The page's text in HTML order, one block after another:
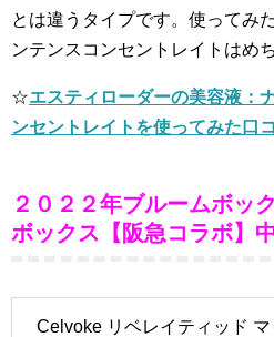
とは違うタイプです。使ってみ
ンテンスコンセントレイトはめ
☆エスティローダーの美容液：
ンセントレイトを使ってみた口
２０２２年ブルームボッ
ボックス【阪急コラボ】
Celvoke リベレイティッド マ